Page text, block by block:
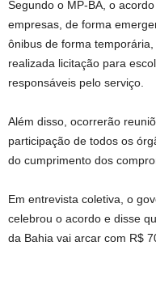
Segundo o MP-BA, o
empresas, de forma
ônibus de forma
realizada licitação para
responsáveis pelo serviço.
Além disso, ocorrerão
participação de todos os
do cumprimento dos
Em entrevista coletiva, o
celebrou o acordo e disse
da Bahia vai arcar com R$